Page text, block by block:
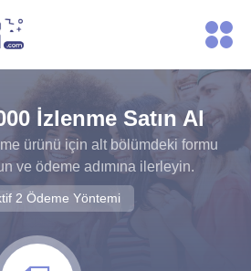
İzlenme Satın Al
ürünü için alt bölümdeki formu
ve ödeme adımına ilerleyin.
2 Ödeme Yöntemi